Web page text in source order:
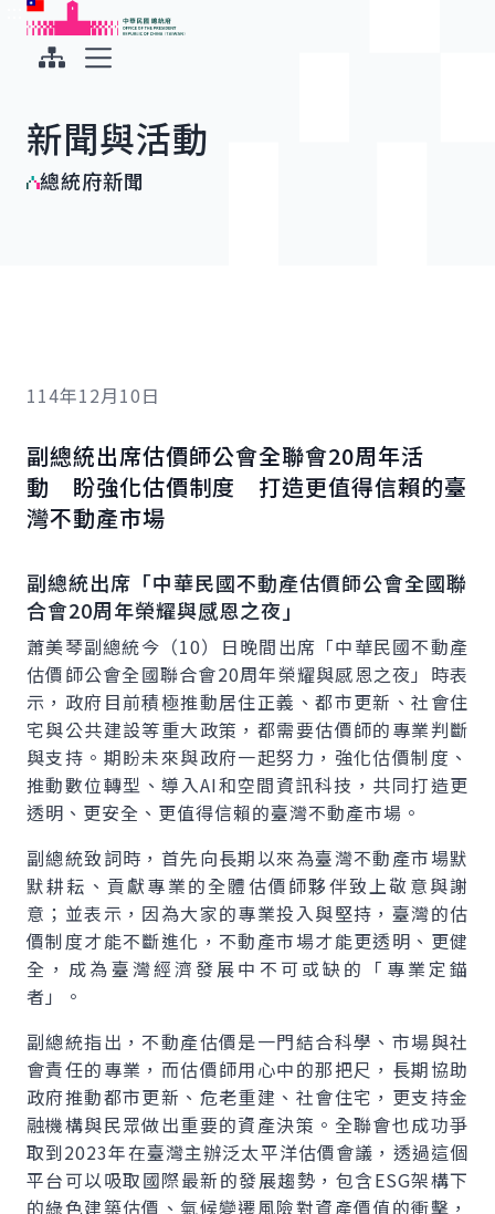
跳到主要內容
中華民國總統府
新聞與活動
總統府新聞
114年12月10日
副總統出席估價師公會全聯會20周年活
動 盼強化估價制度 打造更值得信賴的臺
灣不動產市場
副總統出席「中華民國不動產估價師公會全國聯
合會20周年榮耀與感恩之夜」
蕭美琴副總統今（10）日晚間出席「中華民國不動產
估價師公會全國聯合會20周年榮耀與感恩之夜」時表
示，政府目前積極推動居住正義、都市更新、社會住
宅與公共建設等重大政策，都需要估價師的專業判斷
與支持。期盼未來與政府一起努力，強化估價制度、
推動數位轉型、導入AI和空間資訊科技，共同打造更
透明、更安全、更值得信賴的臺灣不動產市場。
副總統致詞時，首先向長期以來為臺灣不動產市場默
默耕耘、貢獻專業的全體估價師夥伴致上敬意與謝
意；並表示，因為大家的專業投入與堅持，臺灣的估
價制度才能不斷進化，不動產市場才能更透明、更健
全，成為臺灣經濟發展中不可或缺的「專業定錨
者」。
副總統指出，不動產估價是一門結合科學、市場與社
會責任的專業，而估價師用心中的那把尺，長期協助
政府推動都市更新、危老重建、社會住宅，更支持金
融機構與民眾做出重要的資產決策。全聯會也成功爭
取到2023年在臺灣主辦泛太平洋估價會議，透過這個
平台可以吸取國際最新的發展趨勢，包含ESG架構下
的綠色建築估價、氣候變遷風險對資產價值的衝擊，